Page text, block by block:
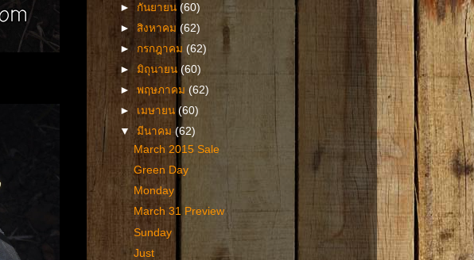
► กันยายน(60)
►สิงหาคม(62)
► กรกฎาคม (62)
►มิถุนายน(60)
►พฤษภาคม(62)
► เมษายน(60)
▼มีนาคม(62)
March 2015 Sale
Green Day
Monday
March 31 Preview
Sunday
Just